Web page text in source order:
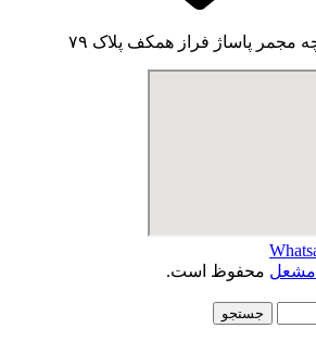
مجمر پاساژ فراز همکف پلاک ۷۹
مشعل محفوظ است.
جستجو